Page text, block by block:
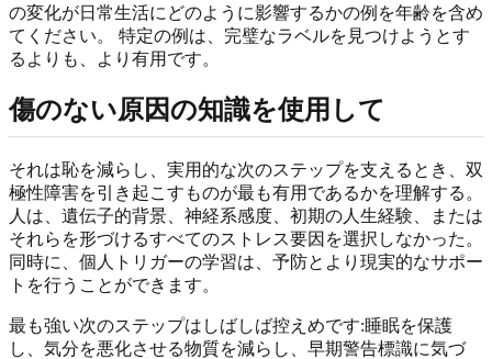
の変化が日常生活にどのように影響するかの例を年齢を含め
てください。 特定の例は、完璧なラベルを見つけようとす
るよりも、より有用です。
傷のない原因の知識を使用して
それは恥を減らし、実用的な次のステップを支えるとき、双
極性障害を引き起こすものが最も有用であるかを理解する。
人は、遺伝子的背景、神経系感度、初期の人生経験、または
それらを形づけるすべてのストレス要因を選択しなかった。
同時に、個人トリガーの学習は、予防とより現実的なサポー
トを行うことができます。
最も強い次のステップはしばしば控えめです:睡眠を保護
し、気分を悪化させる物質を減らし、早期警告標識に気づ